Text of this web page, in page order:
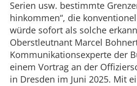
Serien usw. bestimmte
hinkommen“, die
würde sofort als solche
Oberstleutnant Marcel
Kommunikationsexperte der
einem Vortrag an der
in Dresden im Juni 2025. Mit